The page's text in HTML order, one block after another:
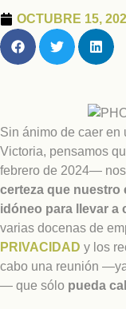
OCTUBRE 15,
Sin ánimo de caer en
Victoria, pensamos
febrero de 2024—
certeza que nuestro
idóneo para llevar a
varias docenas de
PRIVACIDAD y los
cabo una reunión
— que sólo pueda